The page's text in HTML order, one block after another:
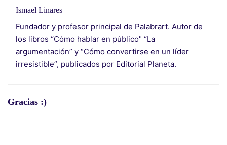
Ismael Linares
Fundador y profesor principal de Palabrart. Autor de
los libros “Cómo hablar en público" “La
argumentación” y “Cómo convertirse en un líder
irresistible”, publicados por Editorial Planeta.
Gracias :)